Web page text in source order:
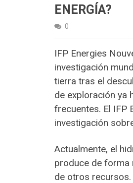
ENERGÍA?
0
IFP Energies
investigación
tierra tras el
de exploración ya
frecuentes. El IFP
investigación
Actualmente, el
produce de forma
de otros